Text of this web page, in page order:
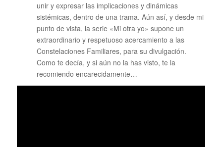
unir y expresar las implicaciones y dinámicas
sistémicas, dentro de una trama. Aún así, y desde mi
punto de vista, la serie «Mi otra yo» supone un
extraordinario y respetuoso acercamiento a las
Constelaciones Familiares, para su divulgación.
Como te decía, y si aún no la has visto, te la
recomiendo encarecidamente…